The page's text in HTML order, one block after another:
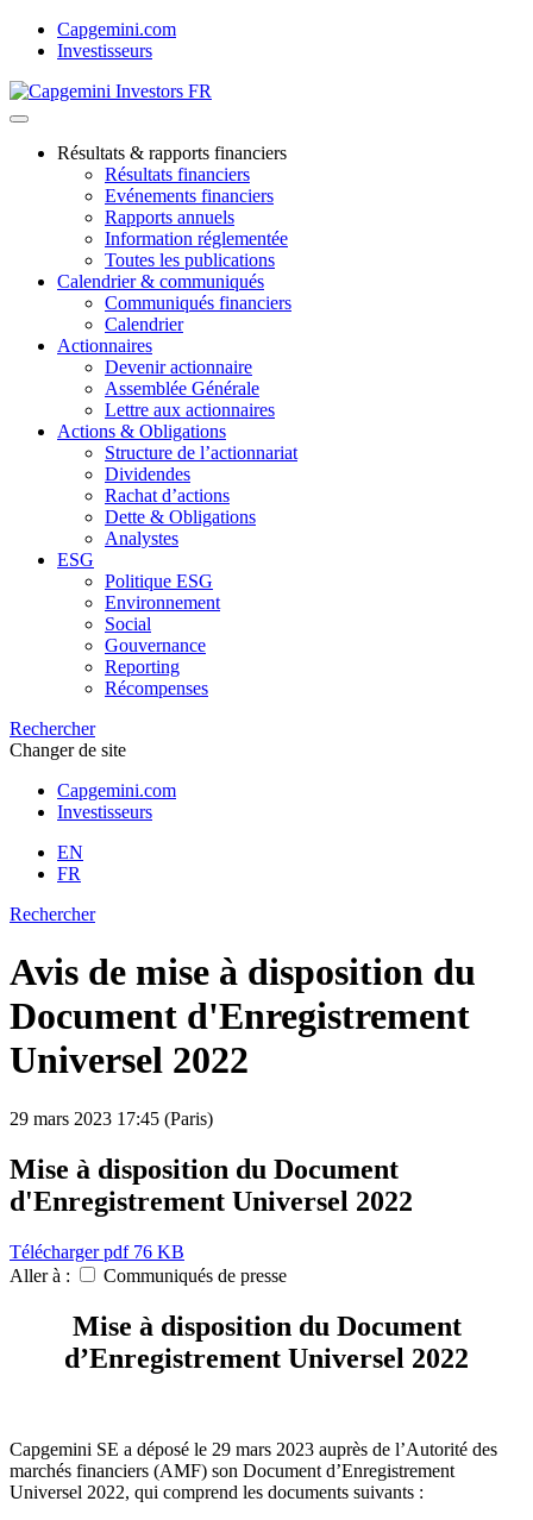
Skip
Capgemini.com
Investisseurs
Résultats & rapports financiers
Résultats financiers
Evénements financiers
Rapports annuels
Information réglementée
Toutes les publications
Calendrier & communiqués
Communiqués financiers
Calendrier
Actionnaires
Devenir actionnaire
Assemblée Générale
Lettre aux actionnaires
Actions & Obligations
Structure de l’actionnariat
Dividendes
Rachat d’actions
Dette & Obligations
Analystes
ESG
Politique ESG
Environnement
Social
Gouvernance
Reporting
Récompenses
Rechercher
Changer de site
Capgemini.com
Investisseurs
EN
FR
Rechercher
Avis de mise à disposition du
Document d'Enregistrement
Universel 2022
29 mars 2023 17:45 (Paris)
Mise à disposition du Document
d'Enregistrement Universel 2022
Téléchargerpdf 76 KB
Aller à :
Communiqués de presse
Mise à disposition du Document
d’Enregistrement Universel 2022
Capgemini SE a déposé le 29 mars 2023 auprès de l’Autorité des
marchés financiers (AMF) son Document d’Enregistrement
Universel 2022, qui comprend les documents suivants :